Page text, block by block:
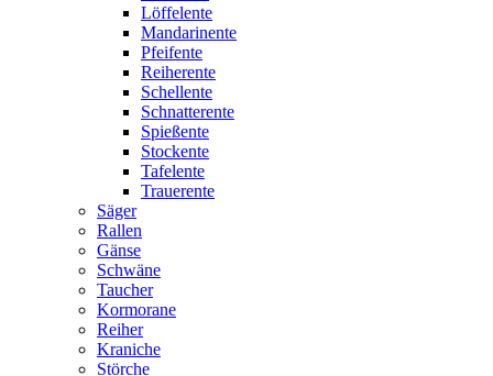
Löffelente
Mandarinente
Pfeifente
Reiherente
Schellente
Schnatterente
Spießente
Stockente
Tafelente
Trauerente
Säger
Rallen
Gänse
Schwäne
Taucher
Kormorane
Reiher
Kraniche
Störche